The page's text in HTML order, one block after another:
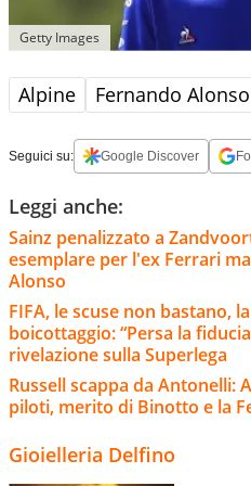
Getty Images
Alpine Fernando Alonso
Seguici su: Google Discover
Leggi anche:
Sainz penalizzato a
esemplare per l'ex Ferrari
Alonso
FIFA, le scuse non bastano,
boicottaggio: “Persa la
rivelazione sulla Superlega
Russell scappa da Antonelli:
piloti, merito di Binotto e la
Gioielleria Delfino